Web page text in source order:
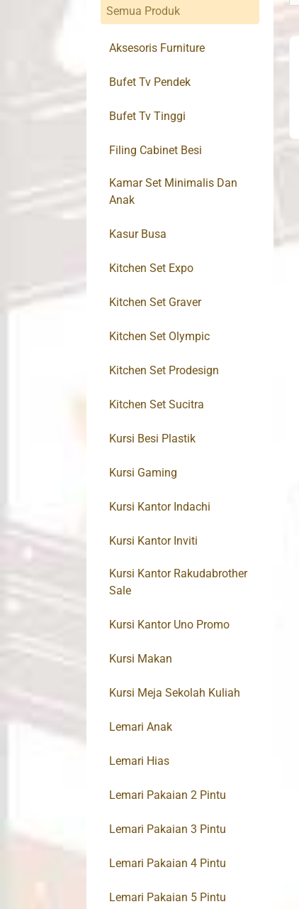
Semua Produk
Aksesoris Furniture
Bufet Tv Pendek
Bufet Tv Tinggi
Filing Cabinet Besi
Kamar Set Minimalis Dan
Anak
Kasur Busa
Kitchen Set Expo
Kitchen Set Graver
Kitchen Set Olympic
Kitchen Set Prodesign
Kitchen Set Sucitra
Kursi Besi Plastik
Kursi Gaming
Kursi Kantor Indachi
Kursi Kantor Inviti
Kursi Kantor Rakudabrother
Sale
Kursi Kantor Uno Promo
Kursi Makan
Kursi Meja Sekolah Kuliah
Lemari Anak
Lemari Hias
Lemari Pakaian 2 Pintu
Lemari Pakaian 3 Pintu
Lemari Pakaian 4 Pintu
Lemari Pakaian 5 Pintu